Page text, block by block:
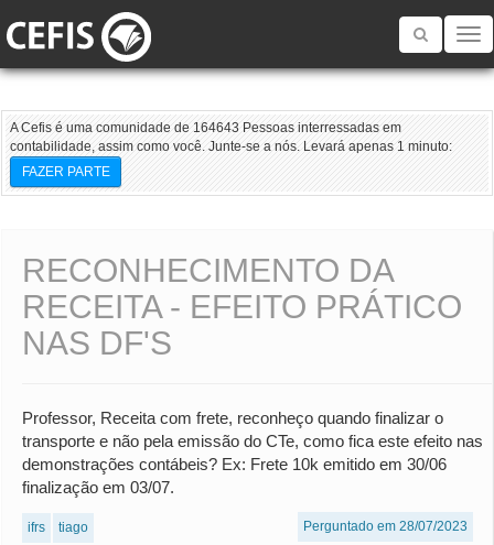
Toggle
A Cefis é uma comunidade de 164643 Pessoas interressadas em
contabilidade, assim como você. Junte-se a nós. Levará apenas 1 minuto:
FAZER PARTE
RECONHECIMENTO DA
RECEITA - EFEITO PRÁTICO
NAS DF'S
Professor, Receita com frete, reconheço quando finalizar o
transporte e não pela emissão do CTe, como fica este efeito nas
demonstrações contábeis? Ex: Frete 10k emitido em 30/06
finalização em 03/07.
ifrs tiago Perguntado em 28/07/2023